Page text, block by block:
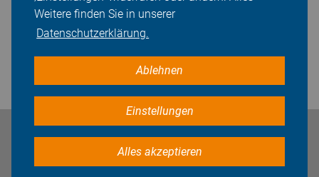
Weitere finden Sie in unserer
Datenschutzerklärung.
Ablehnen
Einstellungen
Alles akzeptieren
Bleiben Sie in Kontakt